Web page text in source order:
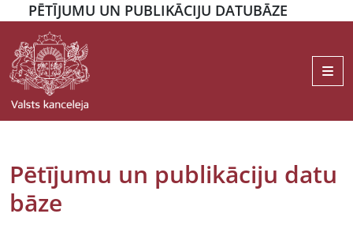
PĒTĪJUMU UN PUBLIKĀCIJU DATUBĀZE
Pētījumu un publikāciju datu
bāze